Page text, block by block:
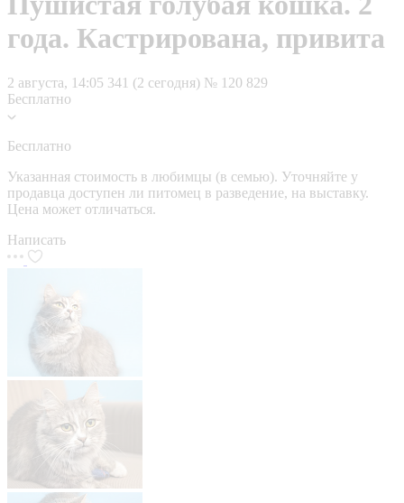
года. Кастрирована, привита
2 августа, 14:05 341 (2 сегодня) № 120 829
Бесплатно
Бесплатно
Указанная стоимость в любимцы (в семью). Уточняйте у
продавца доступен ли питомец в разведение, на выставку.
Цена может отличаться.
Написать